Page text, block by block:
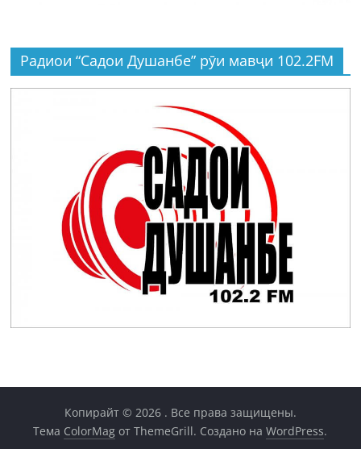
Радиои “Садои Душанбе” рӯи мавҷи 102.2FM
Копирайт © 2026 . Все права защищены.
Тема ColorMag от ThemeGrill. Создано наWordPress.